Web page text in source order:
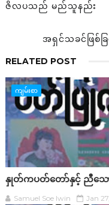
ဇိလပသည် မည်သူနည်း
အရှင်သခင်ဖြစ်
RELATED POST
ကျမ်းစာ
နှုတ်ကပတ်တော်နှင့် ညီသေ
Samuel Soe lwin Jan